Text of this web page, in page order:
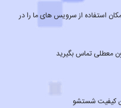
استفاده از سرویس های ما را در
معطلی تماس بگیرید
کیفیت شستشو